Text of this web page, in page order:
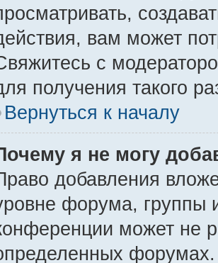
вам может
с
получения такого
Вернуться к началу
я не могу
добавления
форума, группы
может не